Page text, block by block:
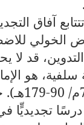
.
آفاق
الخولي
قد لا
هو
أنس
تجديديٍّا